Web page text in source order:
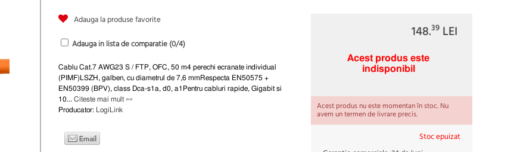
Adauga la produse favorite
Adauga in lista de comparatie (0/4)
Cablu Cat.7 AWG23 S / FTP, OFC, 50 m4 perechi ecranate individual
(PIMF)LSZH, galben, cu diametrul de 7,6 mmRespecta EN50575 +
EN50399 (BPV), class Dca-s1a, d0, a1Pentru cabluri rapide, Gigabit si
10... Citeste mai mult »»
Producator: LogiLink
148.39 LEI
Acest produs este
indisponibil
Acest produs nu este momentan în stoc. Nu
avem un termen de livrare precis.
Stoc epuizat